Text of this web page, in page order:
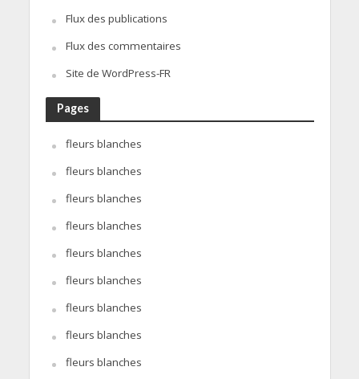
Flux des publications
Flux des commentaires
Site de WordPress-FR
Pages
fleurs blanches
fleurs blanches
fleurs blanches
fleurs blanches
fleurs blanches
fleurs blanches
fleurs blanches
fleurs blanches
fleurs blanches